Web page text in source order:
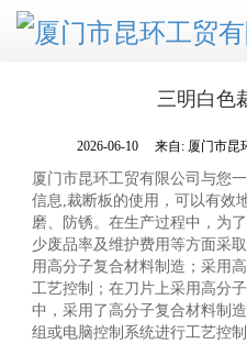
三明白色
2026-06-10 来自: 厦门市昆
厦门市昆环工贸有限公司与您
信息,裁断板的使用，可以有效
磨、防锈。在生产过程中，为
少废品率及维护费用等方面采
用高分子复合材料制造；采用
工艺控制；在刀片上采用高分
中，采用了高分子复合材料制
组或电脑控制系统进行工艺控